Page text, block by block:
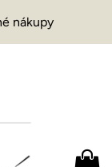
nákupy